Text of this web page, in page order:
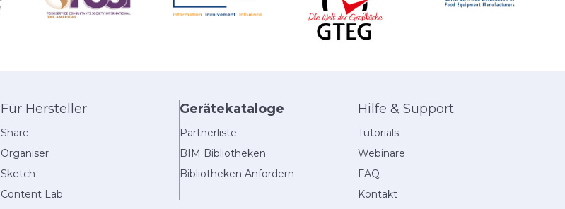
Für Hersteller
Share
Organiser
Sketch
Content Lab
Gerätekataloge
Partnerliste
BIM Bibliotheken
Bibliotheken Anfordern
Hilfe & Support
Tutorials
Webinare
FAQ
Kontakt